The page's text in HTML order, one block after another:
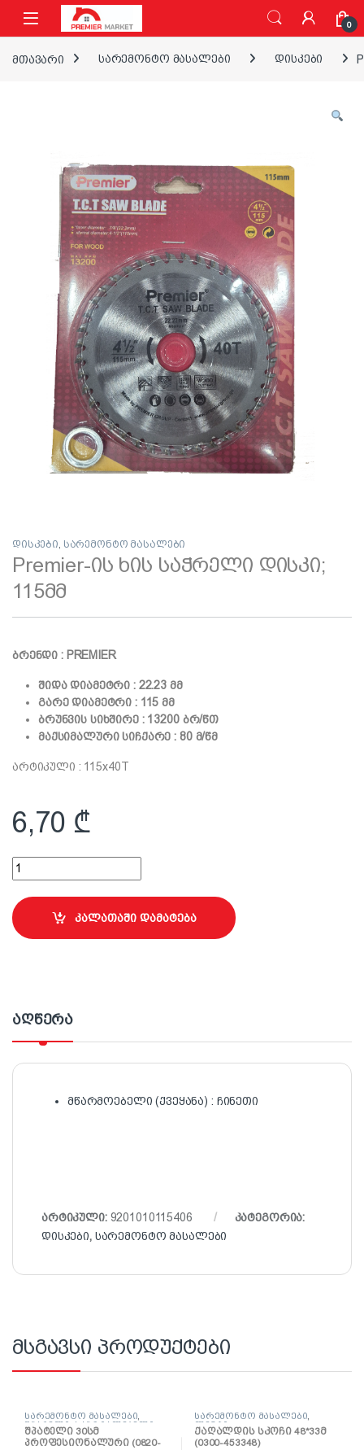
ნავიგაციაზე გადასვლა
შინაარსზე გადასვლა
0
მთავარი სარემონტო მასალები დისკები
დისკები, სარემონტო მასალები
Premier-ის ხის საჭრელი დისკი;
115მმ
ბრენდი : PREMIER
შიდა დიამეტრი : 22.23 მმ
გარე დიამეტრი : 115 მმ
ბრუნვის სიხშირე : 13200 ბრ/წთ
მაქსიმალური სიჩქარე : 80 მ/წმ
არტიკული : 115x40T
6,70 ₾
Premier-ის ხის საჭრელი დისკი; 115მმ quantity
კალათაში დამატება
აღწერა
მწარმოებელი (ქვეყანა) : ჩინეთი
არტიკული: 9201010115406
კატეგორია:
დისკები, სარემონტო მასალები
მსგავსი პროდუქტები
სარემონტო მასალები
შპატელი, საპრიალებელი,
ქაფჩა
შპატელი 30სმ
პროფესიონალური (0820-
სარემონტო მასალები
ლენტი
ქაღალდის სკოჩი 48*33მ
(0300-453348)